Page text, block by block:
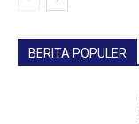
BERITA POPULER